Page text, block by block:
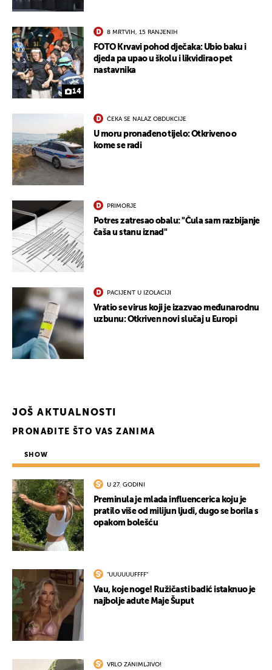
14
8 MRTVIH, 15 RANJENIH
FOTO Krvavi pohod dječaka: Ubio baku i
djeda pa upao u školu i likvidirao pet
nastavnika
ČEKA SE NALAZ OBDUKCIJE
U moru pronađeno tijelo: Otkriveno o
kome se radi
PRIMORJE
Potres zatresao obalu: "Čula sam razbijanje
čaša u stanu iznad"
PACIJENT U IZOLACIJI
Vratio se virus koji je izazvao međunarodnu
uzbunu: Otkriven novi slučaj u Europi
JOŠ AKTUALNOSTI
PRONAĐITE ŠTO VAS ZANIMA
SHOW
U 27. GODINI
Preminula je mlada influencerica koju je
pratilo više od milijun ljudi, dugo se borila s
opakom bolešću
"UUUUUUFFFF"
Vau, koje noge! Ružičasti badić istaknuo je
najbolje adute Maje Šuput
VRLO ZANIMLJIVO!
UKLJUČITE NOTIFIKACIJE